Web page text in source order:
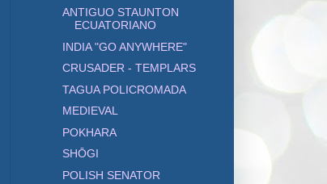
ANTIGUO STAUNTON
ECUATORIANO
INDIA "GO ANYWHERE"
CRUSADER - TEMPLARS
TAGUA POLICROMADA
MEDIEVAL
POKHARA
SHŌGI
POLISH SENATOR